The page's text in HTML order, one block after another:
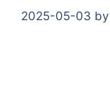
2025-05-03 by